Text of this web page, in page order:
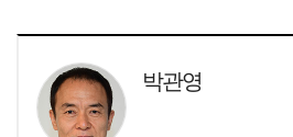
박관영